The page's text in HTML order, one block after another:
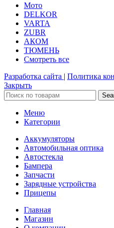
Мото
DELKOR
VARTA
ZUBR
АКОМ
ТЮМЕНЬ
Смотреть все
Разработка сайта | Политика
Закрыть
Меню
Категории
Аккумуляторы
Автомобильная оптика
Автостекла
Бампера
Запчасти
Зарядные устройства
Прицепы
Главная
Магазин